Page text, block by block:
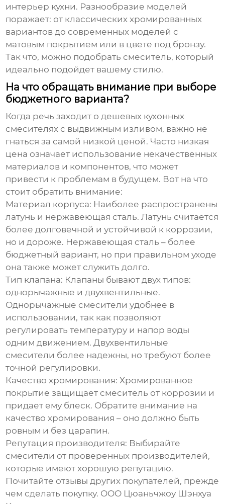
интерьер кухни. Разнообразие моделей
поражает: от классических хромированных
вариантов до современных моделей с
матовым покрытием или в цвете под бронзу.
Так что, можно подобрать смеситель, который
идеально подойдет вашему стилю.
На что обращать внимание при выборе
бюджетного варианта?
Когда речь заходит одешевых кухонных
смесителях с выдвижным изливом, важно не
гнаться за самой низкой ценой. Часто низкая
цена означает использование некачественных
материалов и компонентов, что может
привести к проблемам в будущем. Вот на что
стоит обратить внимание:
Материал корпуса: Наиболее распространены
латунь и нержавеющая сталь. Латунь считается
более долговечной и устойчивой к коррозии,
но и дороже. Нержавеющая сталь – более
бюджетный вариант, но при правильном уходе
она также может служить долго.
Тип клапана: Клапаны бывают двух типов:
однорычажные и двухвентильные.
Однорычажные смесители удобнее в
использовании, так как позволяют
регулировать температуру и напор воды
одним движением. Двухвентильные
смесители более надежны, но требуют более
точной регулировки.
Качество хромирования: Хромированное
покрытие защищает смеситель от коррозии и
придает ему блеск. Обратите внимание на
качество хромирования – оно должно быть
ровным и без царапин.
Репутация производителя: Выбирайте
смесители от проверенных производителей,
которые имеют хорошую репутацию.
Почитайте отзывы других покупателей, прежде
чем сделать покупку. ООО Цюаньчжоу Шэнхуа